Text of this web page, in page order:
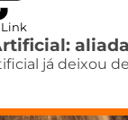
já deixou